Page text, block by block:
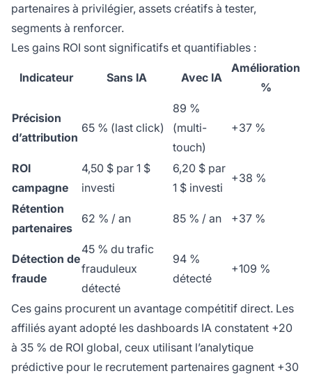
partenaires à privilégier, assets créatifs à tester,
segments à renforcer.
Les gains ROI sont significatifs et quantifiables :
Indicateur Sans IA Avec IA
Amélioration
%
Précision
d’attribution
65 % (last click)
89 %
(multi-
touch)
+37 %
ROI
campagne
4,50 $ par 1 $
investi
6,20 $ par
1 $ investi
+38 %
Rétention
partenaires
62 % / an 85 % / an +37 %
Détection de
fraude
45 % du trafic
frauduleux
détecté
94 %
détecté
+109 %
Ces gains procurent un avantage compétitif direct. Les
affiliés ayant adopté les dashboards IA constatent +20
à 35 % de ROI global, ceux utilisant l’analytique
prédictive pour le recrutement partenaires gagnent +30